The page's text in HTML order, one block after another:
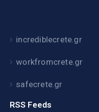
incrediblecrete.gr
workfromcrete.gr
safecrete.gr
RSS Feeds